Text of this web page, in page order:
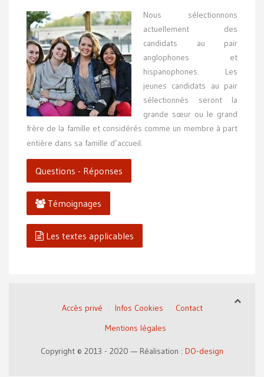
Nous sélectionnons
actuellement des
candidats au pair
anglophones et
hispanophones. Les
jeunes candidats au pair
sélectionnés seront la
grande sœur ou le grand
frère de la famille et considérés comme un membre à part
entière dans sa famille d’accueil.
Questions - Réponses
Témoignages
Les textes applicables
Accès privé Infos Cookies
Contact
Mentions légales
Copyright © 2013 - 2020 — Réalisation : DO-design